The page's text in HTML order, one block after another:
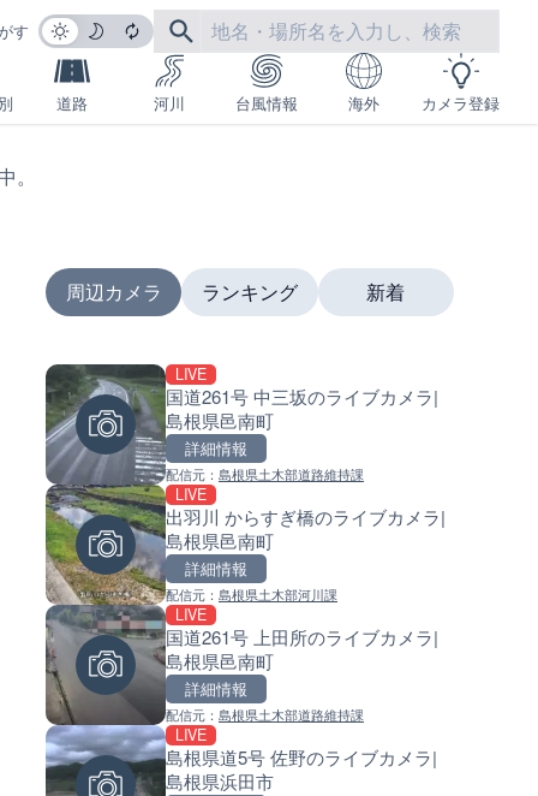
す
道路 河川 台風情報 海外 カメラ登録
周辺カメラ
LIVE
国道261号 中三坂のライブカメラ|
島根県邑南町
詳細情報
配信元： 島根県土木部道路維持課
LIVE
出羽川 からすぎ橋のライブカメラ|
島根県邑南町
詳細情報
配信元： 島根県土木部河川課
LIVE
国道261号 上田所のライブカメラ|
島根県邑南町
詳細情報
配信元： 島根県土木部道路維持課
LIVE
島根県道5号 佐野のライブカメラ|
島根県浜田市
ランキング
日本全国・緊急地震速報のラ
配信元：株式会社ティーファイブプロジ
羽田空港第2旅客ターミナルか
配信元：
Impaxビル付近から歌舞伎町
配信元：歌舞伎町ゴジラ前ライブ
ぎふ長良川花火大会のライブ
新着
南出川水門付近のライブカメ
配信元：日高町役場
比井川水門付近から比井崎海
配信元：
小浦川水門付近から小浦海水
配信元：日高町役場
産湯川水門付近のライブカメ